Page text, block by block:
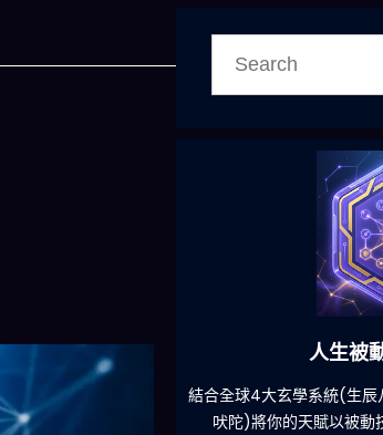
免除晚餐吃什麽的煩
人生被
結合全球4大玄學系統(生辰
吠陀)將你的天賦以被動